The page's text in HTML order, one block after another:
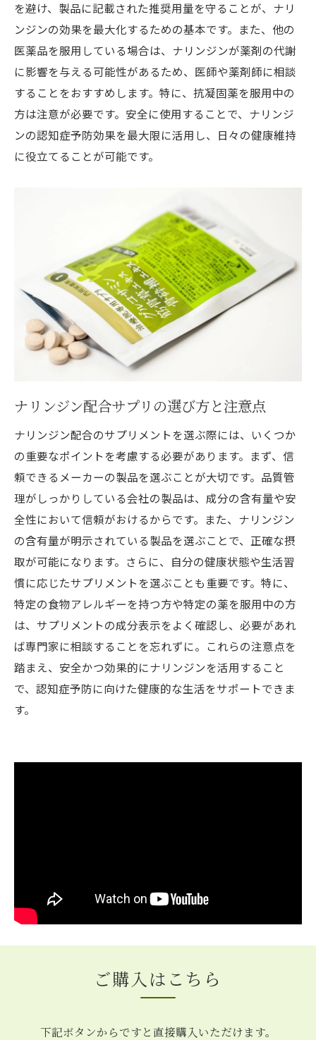
を避け、製品に記載された推奨用量を守ることが、ナリ
ンジンの効果を最大化するための基本です。また、他の
医薬品を服用している場合は、ナリンジンが薬剤の代謝
に影響を与える可能性があるため、医師や薬剤師に相談
することをおすすめします。特に、抗凝固薬を服用中の
方は注意が必要です。安全に使用することで、ナリンジ
ンの認知症予防効果を最大限に活用し、日々の健康維持
に役立てることが可能です。
ナリンジン配合サプリの選び方と注意点
ナリンジン配合のサプリメントを選ぶ際には、いくつか
の重要なポイントを考慮する必要があります。まず、信
頼できるメーカーの製品を選ぶことが大切です。品質管
理がしっかりしている会社の製品は、成分の含有量や安
全性において信頼がおけるからです。また、ナリンジン
の含有量が明示されている製品を選ぶことで、正確な摂
取が可能になります。さらに、自分の健康状態や生活習
慣に応じたサプリメントを選ぶことも重要です。特に、
特定の食物アレルギーを持つ方や特定の薬を服用中の方
は、サプリメントの成分表示をよく確認し、必要があれ
ば専門家に相談することを忘れずに。これらの注意点を
踏まえ、安全かつ効果的にナリンジンを活用すること
で、認知症予防に向けた健康的な生活をサポートできま
す。
ご購入はこちら
下記ボタンからですと直接購入いただけます。